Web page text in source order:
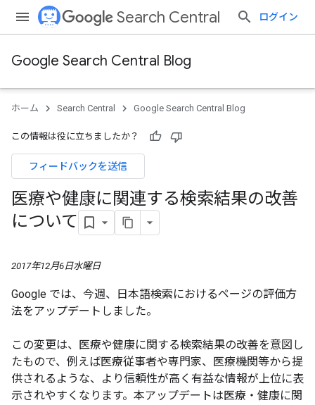
Search Central ログイン
Google Search Central Blog
ホーム Search Central Google Search Central Blog
この情報は役に立ちましたか？
フィードバックを送信
医療や健康に関連する検索結果の改善
について
2017年12月6日水曜日
Google では、今週、日本語検索におけるページの評価方
法をアップデートしました。
この変更は、医療や健康に関する検索結果の改善を意図し
たもので、例えば医療従事者や専門家、医療機関等から提
供されるような、より信頼性が高く有益な情報が上位に表
示されやすくなります。本アップデートは医療・健康に関